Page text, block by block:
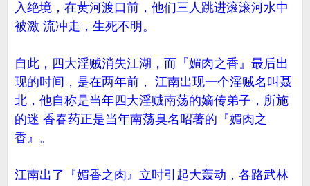
入绝境，在黄河渡口前，他们三人跳进滚滚河水中
被激 流冲走，生死不明。
自此，四大淫贼消失江湖，而『媚肉之香』最后出
现的时间，是在两年前， 江南出现一个淫贼名叫聂
北，他自称是当年四大淫贼南荡的嫡传弟子，所施
的迷 香春药正是当年南荡臭名昭著的『媚肉之
香』。
江南出了『媚香之肉』立时引起大轰动，各路武林